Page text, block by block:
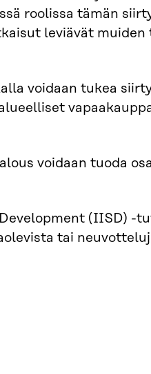
roolissa tämän
leviävät muiden
voidaan tukea
voidaan tuoda
(IISD) -
tai